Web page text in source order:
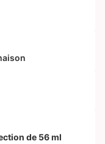
de 56 ml